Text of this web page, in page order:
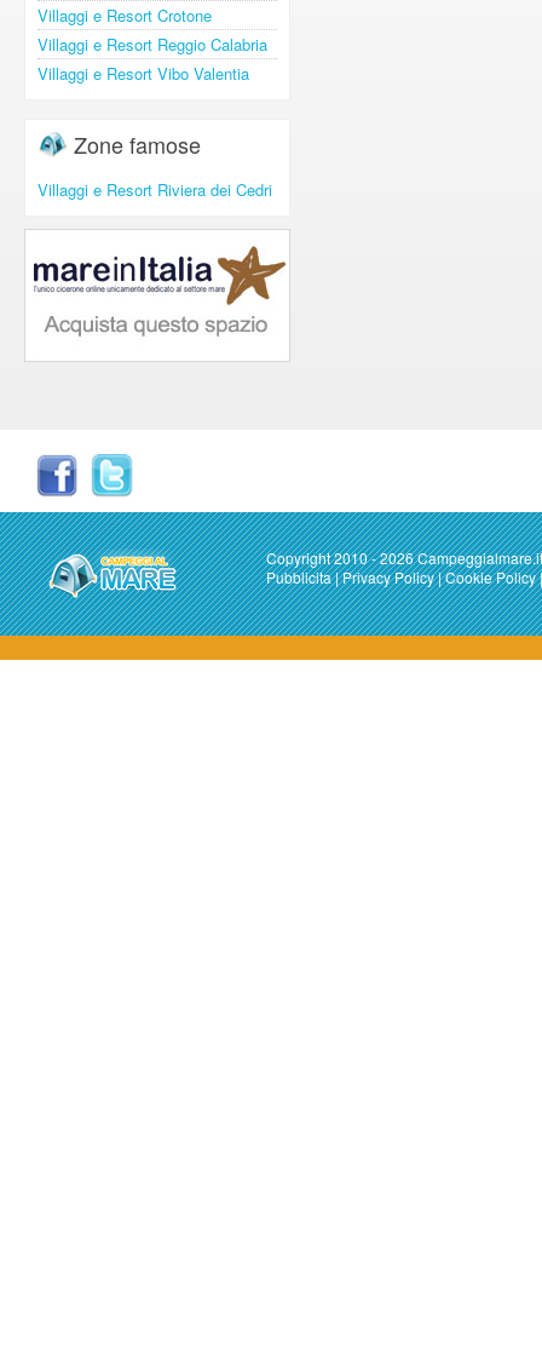
Villaggi e Resort Crotone
Villaggi e Resort Reggio Calabria
Villaggi e Resort Vibo Valentia
Zone famose
Villaggi e Resort Riviera dei Cedri
Copyright 2010 - 2026 Campeggialmare.it
Pubblicita|Privacy Policy|Cookie Policy